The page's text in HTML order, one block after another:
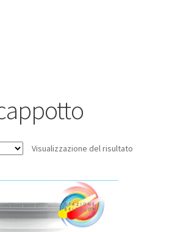
Visualizzazione del risultato